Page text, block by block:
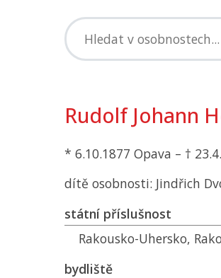
Rudolf Johann
* 6.10.1877 Opava – †
dítě osobnosti: Jindřich
státní příslušnost
Rakousko-Uhersko,
bydliště